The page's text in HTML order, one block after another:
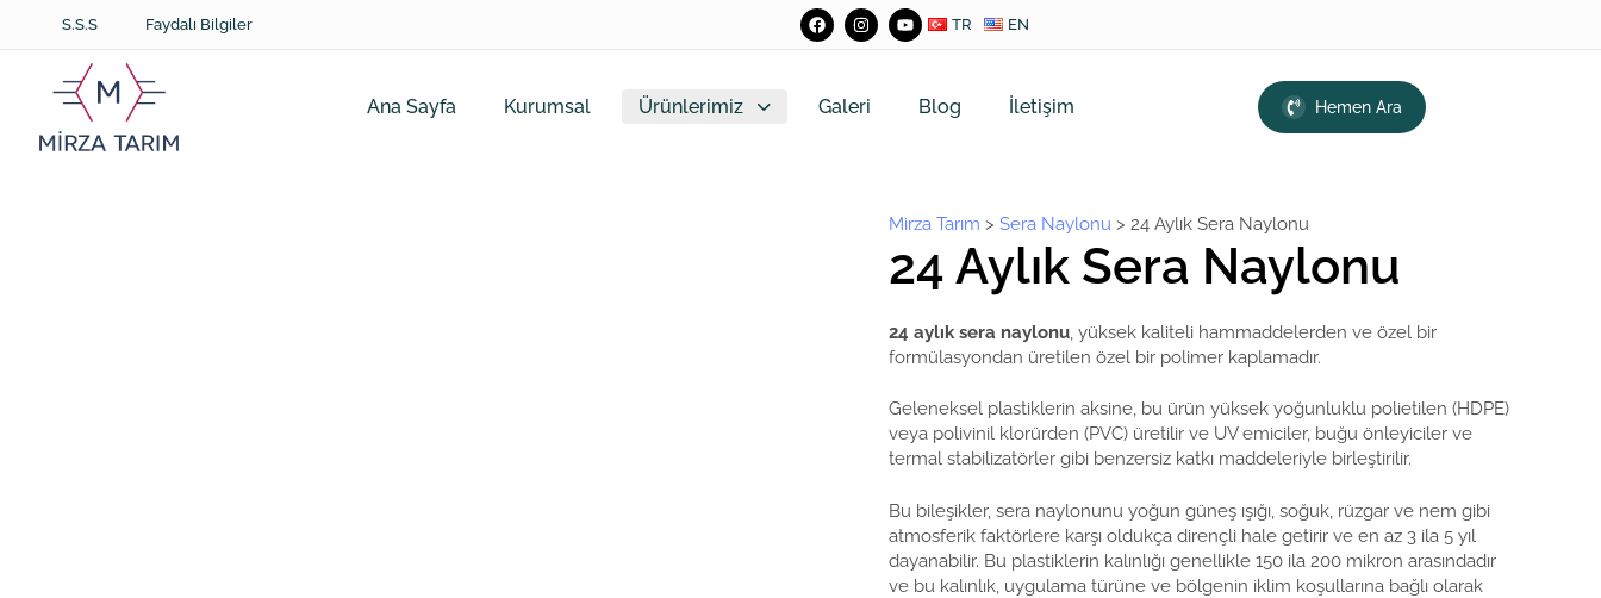
S.S.S Faydalı Bilgiler TR EN
Ana Sayfa Kurumsal Ürünlerimiz Galeri Blog İletişim Hemen Ara
Mirza Tarım > Sera Naylonu > 24 Aylık Sera Naylonu
24 Aylık Sera Naylonu
24 aylık sera naylonu, yüksek kaliteli hammaddelerden ve özel bir
formülasyondan üretilen özel bir polimer kaplamadır.
Geleneksel plastiklerin aksine, bu ürün yüksek yoğunluklu polietilen (HDPE)
veya polivinil klorürden (PVC) üretilir ve UV emiciler, buğu önleyiciler ve
termal stabilizatörler gibi benzersiz katkı maddeleriyle birleştirilir.
Bu bileşikler, sera naylonunu yoğun güneş ışığı, soğuk, rüzgar ve nem gibi
atmosferik faktörlere karşı oldukça dirençli hale getirir ve en az 3 ila 5 yıl
dayanabilir. Bu plastiklerin kalınlığı genellikle 150 ila 200 mikron arasındadır
ve bu kalınlık, uygulama türüne ve bölgenin iklim koşullarına bağlı olarak